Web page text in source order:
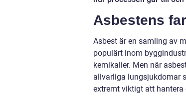
Asbestens
Asbest är en samling av
populärt inom
kemikalier. Men när
allvarliga lungsjukdomar
extremt viktigt att